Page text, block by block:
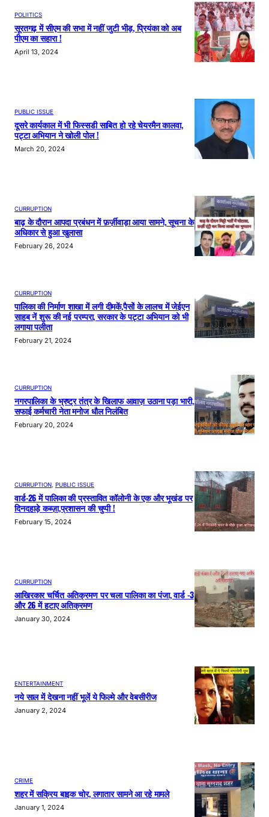
POLIITICS
सूरतगढ़ में सीएम की सभा में नहीं जुटी भीड़, प्रियंका को अब
पीएम का सहारा !
April 13, 2024
PUBLIC ISSUE
दूसरे कार्यकाल में भी फिस्सडी साबित हो रहे चेयरमैन कालवा,
पट्टा अभियान ने खोली पोल !
March 20, 2024
CURRUPTION
बाढ़ के दौरान आपदा प्रबंधन में फ़र्ज़ीवाड़ा आया सामने, सूचना के
अधिकार से हुआ खुलासा
February 26, 2024
CURRUPTION
पालिका की निर्माण शाखा में लगी दीमकें,पैसों के लालच में जेईएन
साहब नें शुरू की नई परम्परा, सरकार के पट्टा अभियान को भी
लगाया पलीता
February 21, 2024
CURRUPTION
नगरपालिका के भ्रष्ट्र तंत्र के खिलाफ आवाज़ उठाना पड़ा भारी,
सफाई कर्मचारी नेता मनोज धौल निलंबित
February 20, 2024
CURRUPTION PUBLIC ISSUE
वार्ड-26 में पालिका की प्रस्तावित कॉलोनी के एक और भूखंड पर
दिनदहाड़े कब्ज़ा,प्रशासन की चुप्पी !
February 15, 2024
CURRUPTION
आखिरकार चर्चित अतिक्रमण पर चला पालिका का पंजा, वार्ड -3
और 26 में हटाए अतिक्रमण
January 30, 2024
ENTERTAINMENT
नये साल में देखना नहीं भूलें ये फिल्मे और वेबसीरीज
January 2, 2024
CRIME
शहर में सक्रिय बाइक चोर, लगातार सामने आ रहे मामले
January 1, 2024